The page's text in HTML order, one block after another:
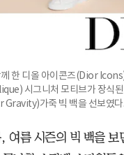
한 디올 아이콘즈(Dior
시그니처 모티브가 장식
Gravity)가죽 빅 백을 선보였다
여름 시즌의 빅 백을 보